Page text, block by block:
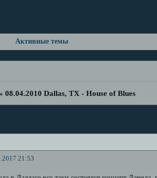
Активные темы
08.04.2010 Dallas, TX - House of Blues
21:53